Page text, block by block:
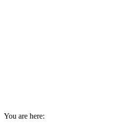
You are here: